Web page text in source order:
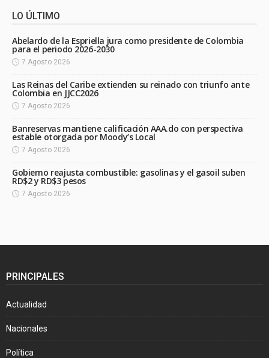
LO ÚLTIMO
Abelardo de la Espriella jura como presidente de Colombia
para el periodo 2026-2030
7 Agosto 2026
Las Reinas del Caribe extienden su reinado con triunfo ante
Colombia en JJCC2026
7 Agosto 2026
Banreservas mantiene calificación AAA.do con perspectiva
estable otorgada por Moody’s Local
7 Agosto 2026
Gobierno reajusta combustible: gasolinas y el gasoil suben
RD$2 y RD$3 pesos
7 Agosto 2026
PRINCIPALES
Actualidad
Nacionales
Política